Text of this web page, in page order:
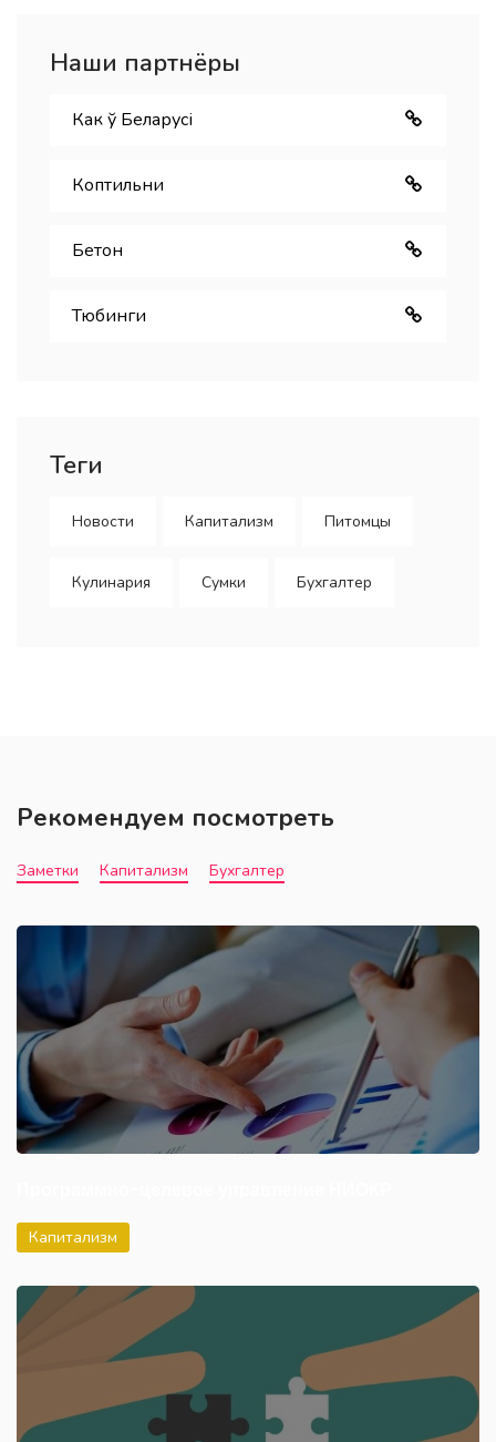
Наши партнёры
Как ў Беларуcі
Коптильни
Бетон
Тюбинги
Теги
Новости Капитализм Питомцы
Кулинария Сумки Бухгалтер
Рекомендуем посмотреть
Заметки Капитализм Бухгалтер
Капитализм